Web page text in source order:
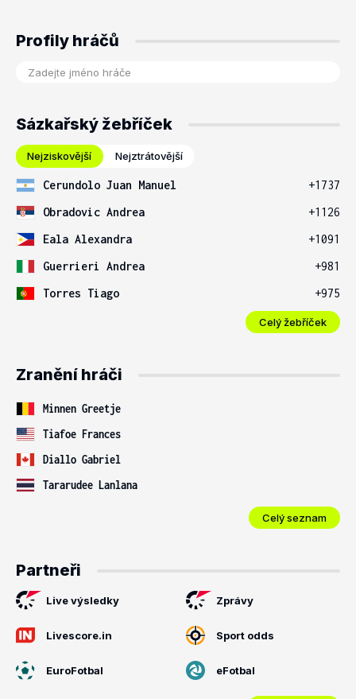
Profily hráčů
Sázkařský žebříček
Nejziskovější Nejztrátovější
Cerundolo Juan Manuel
+1737
Obradovic Andrea
+1126
Eala Alexandra
+1091
Guerrieri Andrea
+981
Torres Tiago
+975
Celý žebříček
Zranění hráči
Minnen Greetje
Tiafoe Frances
Diallo Gabriel
Tararudee Lanlana
Celý seznam
Partneři
Live výsledky Zprávy
Livescore.in Sport odds
EuroFotbal eFotbal